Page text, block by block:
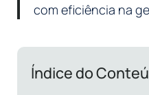
com eficiência na
Índice do